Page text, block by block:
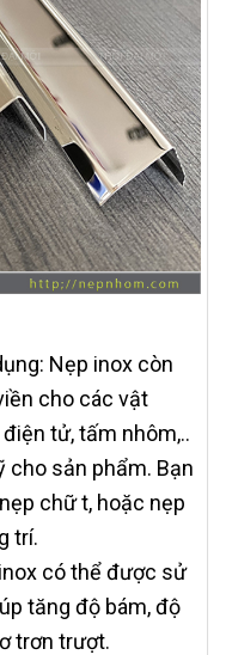
Nẹp inox còn
cho các vật
tử, tấm nhôm,..
cho sản phẩm. Bạn
chữ t, hoặc nẹp
trí.
có thể được sử
tăng độ bám, độ
trơn trượt.